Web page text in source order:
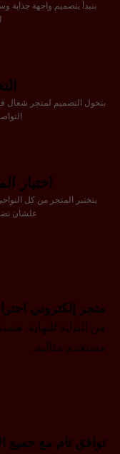
بنبدأ بتصميم واجهة جذابة
بنحول التصميم لمتجر شغال
اختبار
بنختبر المتجر من كل
علشان
متجر إلكتروني
من البداية للنهاية،
مستخدم مثالية.
توافق تام مع جميع